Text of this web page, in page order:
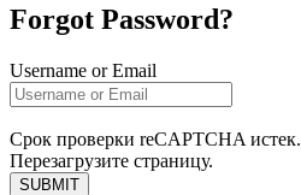
Forgot Password?
Username or Email
Срок проверки reCAPTCHA истек.
Перезагрузите страницу.
SUBMIT